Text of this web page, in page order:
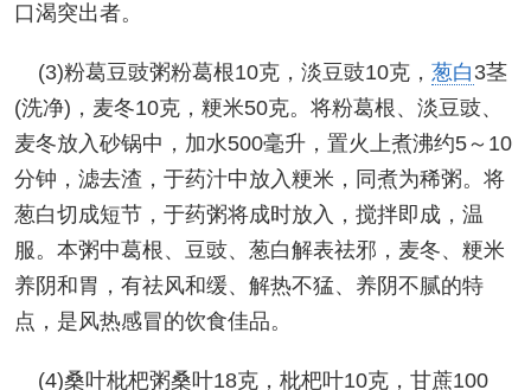
口渴突出者。
(3)粉葛豆豉粥粉葛根10克，淡豆豉10克， 葱白 3茎
(洗净)，麦冬10克，粳米50克。将粉葛根、淡豆豉、
麦冬放入砂锅中，加水500毫升，置火上煮沸约5～10
分钟，滤去渣，于药汁中放入粳米，同煮为稀粥。将
葱白切成短节，于药粥将成时放入，搅拌即成，温
服。本粥中葛根、豆豉、葱白解表祛邪，麦冬、粳米
养阴和胃，有祛风和缓、解热不猛、养阴不腻的特
点，是风热感冒的饮食佳品。
(4)桑叶枇杷粥桑叶18克，枇杷叶10克，甘蔗100